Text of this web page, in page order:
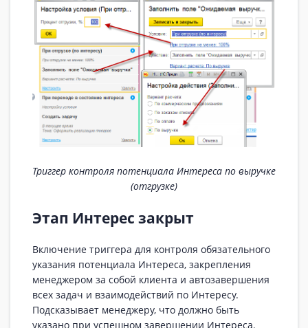
Триггер контроля потенциала Интереса по выручке
(отгрузке)
Этап Интерес закрыт
Включение триггера для контроля обязательного
указания потенциала Интереса, закрепления
менеджером за собой клиента и автозавершения
всех задач и взаимодействий по Интересу.
Подсказывает менеджеру, что должно быть
указано при успешном завершении Интереса.